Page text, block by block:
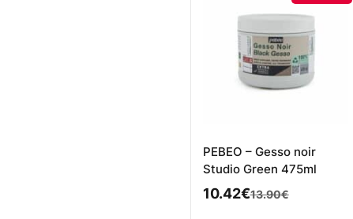
PEBEO – Gesso noir
Studio Green 475ml
13.90€
Le
10.42€
Le